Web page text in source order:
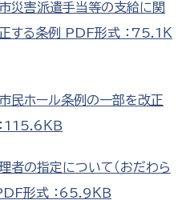
災害派遣手当等の支給に関
する条例 PDF形式 ：75.1Ｋ
民ホール条例の一部を改正
115.6ＫＢ
者の指定について（おだわら
形式 ：65.9ＫＢ